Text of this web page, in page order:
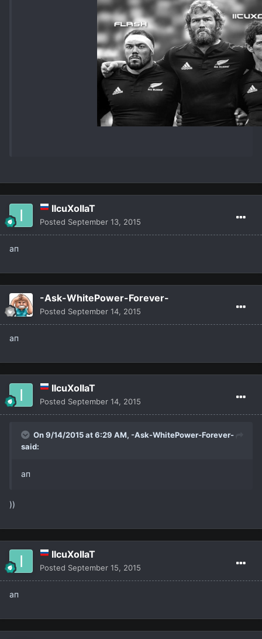
IIcuXoIIaT
Posted September 13, 2015
ап
-Ask-WhitePower-Forever-
Posted September 14, 2015
ап
IIcuXoIIaT
Posted September 14, 2015
On 9/14/2015 at 6:29 AM, -Ask-WhitePower-Forever-
said:
ап
))
IIcuXoIIaT
Posted September 15, 2015
ап